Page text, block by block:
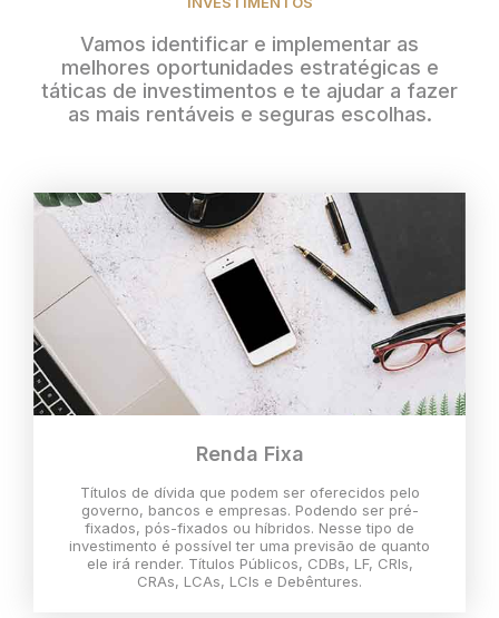
Vamos identificar e implementar as
melhores oportunidades estratégicas e
táticas de investimentos e te ajudar a fazer
as mais rentáveis e seguras escolhas.
Renda Fixa
Títulos de dívida que podem ser oferecidos pelo
governo, bancos e empresas. Podendo ser pré-
fixados, pós-fixados ou híbridos. Nesse tipo de
investimento é possível ter uma previsão de quanto
ele irá render. Títulos Públicos, CDBs, LF, CRIs,
CRAs, LCAs, LCIs e Debêntures.